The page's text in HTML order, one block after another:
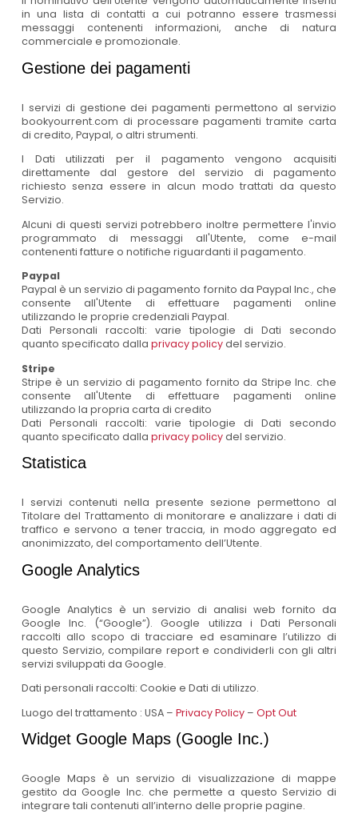
in una lista di contatti a cui potranno essere trasmessi
messaggi contenenti informazioni, anche di natura
commerciale e promozionale.
Gestione dei pagamenti
I servizi di gestione dei pagamenti permettono al servizio
bookyourrent.com di processare pagamenti tramite carta
di credito, Paypal, o altri strumenti.
I Dati utilizzati per il pagamento vengono acquisiti
direttamente dal gestore del servizio di pagamento
richiesto senza essere in alcun modo trattati da questo
Servizio.
Alcuni di questi servizi potrebbero inoltre permettere l'invio
programmato di messaggi all'Utente, come e-mail
contenenti fatture o notifiche riguardanti il pagamento.
Paypal
Paypal è un servizio di pagamento fornito da Paypal Inc., che
consente all'Utente di effettuare pagamenti online
utilizzando le proprie credenziali Paypal.
Dati Personali raccolti: varie tipologie di Dati secondo
quanto specificato dalla privacy policydel servizio.
Stripe
Stripe è un servizio di pagamento fornito da Stripe Inc. che
consente all'Utente di effettuare pagamenti online
utilizzando la propria carta di credito
Dati Personali raccolti: varie tipologie di Dati secondo
quanto specificato dalla privacy policydel servizio.
Statistica
I servizi contenuti nella presente sezione permettono al
Titolare del Trattamento di monitorare e analizzare i dati di
traffico e servono a tener traccia, in modo aggregato ed
anonimizzato, del comportamento dell’Utente.
Google Analytics
Google Analytics è un servizio di analisi web fornito da
Google Inc. (“Google”). Google utilizza i Dati Personali
raccolti allo scopo di tracciare ed esaminare l’utilizzo di
questo Servizio, compilare report e condividerli con gli altri
servizi sviluppati da Google.
Dati personali raccolti: Cookie e Dati di utilizzo.
Luogo del trattamento : USA – Privacy Policy– Opt Out
Widget Google Maps (Google Inc.)
Google Maps è un servizio di visualizzazione di mappe
gestito da Google Inc. che permette a questo Servizio di
integrare tali contenuti all’interno delle proprie pagine.